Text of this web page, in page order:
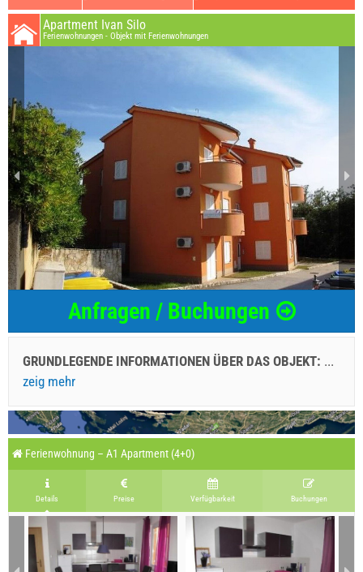
Apartment Ivan Silo
Ferienwohnungen - Objekt mit Ferienwohnungen
Anfragen / Buchungen
GRUNDLEGENDE INFORMATIONEN ÜBER DAS OBJEKT: ...
zeig mehr
Ferienwohnung – A1 Apartment (4+0)
Details Preise Verfügbarkeit Buchungen